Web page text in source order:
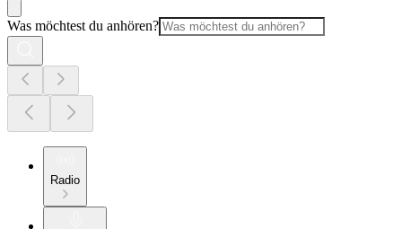
Was möchtest du anhören?
Radio